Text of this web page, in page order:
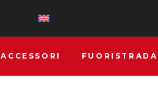
ACCESSORI FUORISTRADA